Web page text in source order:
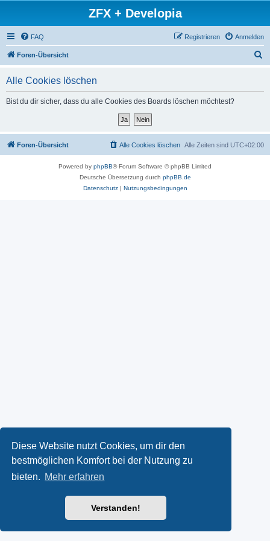
Diese Website nutzt Cookies, um dir den
bestmöglichen Komfort bei der Nutzung zu
bieten. Mehr erfahren
Verstanden!
ZFX + Developia
FAQ Anmelden
Registrieren
Foren-Übersicht
Alle Cookies löschen
Bist du dir sicher, dass du alle Cookies des Boards löschen möchtest?
Foren-Übersicht Alle Zeiten sind UTC+02:00
Alle Cookies löschen
Powered by phpBB® Forum Software © phpBB Limited
Deutsche Übersetzung durch phpBB.de
Datenschutz| Nutzungsbedingungen